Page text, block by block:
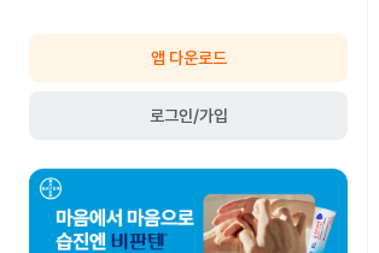
앱 다운로드
로그인/가입